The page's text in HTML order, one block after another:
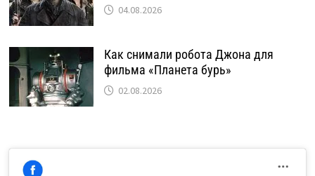
04.08.2026
Как снимали робота Джона для
фильма «Планета бурь»
02.08.2026